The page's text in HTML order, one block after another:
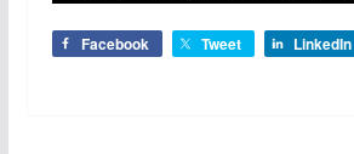
Facebook Tweet LinkedIn